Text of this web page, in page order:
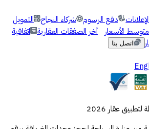
دفع الرسوم شركاء النجاح
التمويل
متوسط الأسعار آخر الصفقات العقارية
اتفاقية
اتصل بنا
عقار 2026